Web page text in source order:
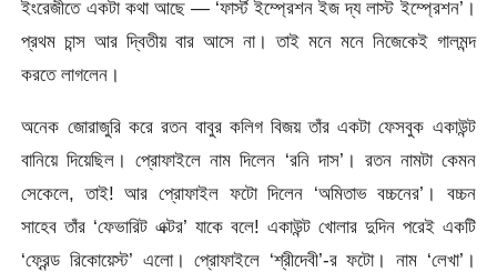
ইংরেজীতে একটা কথা আছে — ‘ফার্স্ট ইম্প্রেশন ইজ দ্য লাস্ট ইম্প্রেশন’।
প্রথম চান্স আর দ্বিতীয় বার আসে না। তাই মনে মনে নিজেকেই গালমন্দ
করতে লাগলেন।
অনেক জোরাজুরি করে রতন বাবুর কলিগ বিজয় তাঁর একটা ফেসবুক একাউন্ট
বানিয়ে দিয়েছিল। প্রোফাইলে নাম দিলেন ‘রনি দাস’। রতন নামটা কেমন
সেকেলে, তাই! আর প্রোফাইল ফটো দিলেন ‘অমিতাভ বচ্চনের’। বচ্চন
সাহেব তাঁর ‘ফেভারিট এক্টর’ যাকে বলে! একাউন্ট খোলার দুদিন পরেই একটি
‘ফ্রেন্ড রিকোয়েস্ট’ এলো। প্রোফাইলে ‘শ্রীদেবী’-র ফটো। নাম ‘লেখা’।